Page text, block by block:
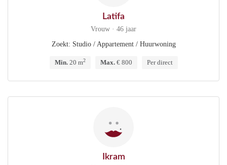
Latifa
Vrouw · 46 jaar
Zoekt: Studio / Appartement / Huurwoning
Min.20 m2 Max.€ 800 Per direct
Ikram